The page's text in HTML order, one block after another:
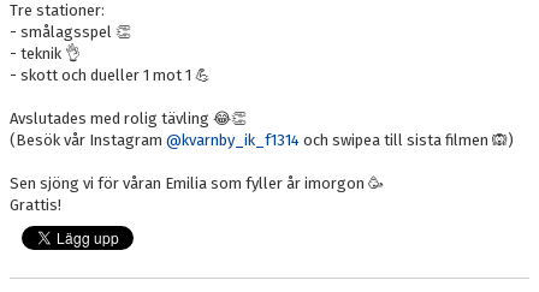
Tre stationer:
- smålagsspel 👏
- teknik 👌
- skott och dueller 1 mot 1 💪
Avslutades med rolig tävling 😂👏
(Besök vår Instagram @kvarnby_ik_f1314 och swipea till sista filmen 🙉)
Sen sjöng vi för våran Emilia som fyller år imorgon 🥳
Grattis!